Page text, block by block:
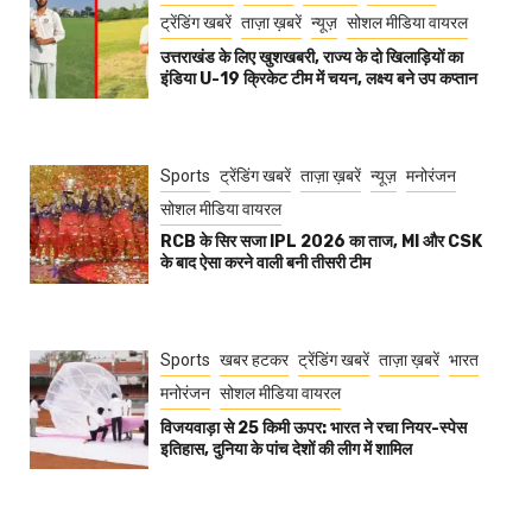
ट्रेंडिंग खबरें ताज़ा ख़बरें न्यूज़ सोशल मीडिया वायरल
उत्तराखंड के लिए खुशखबरी, राज्य के दो खिलाड़ियों का
इंडिया U-19 क्रिकेट टीम में चयन, लक्ष्य बने उप कप्तान
Sports ट्रेंडिंग खबरें ताज़ा ख़बरें न्यूज़ मनोरंजन
सोशल मीडिया वायरल
RCB के सिर सजा IPL 2026 का ताज, MI और CSK
के बाद ऐसा करने वाली बनी तीसरी टीम
Sports खबर हटकर ट्रेंडिंग खबरें ताज़ा ख़बरें भारत
मनोरंजन सोशल मीडिया वायरल
विजयवाड़ा से 25 किमी ऊपर: भारत ने रचा नियर-स्पेस
इतिहास, दुनिया के पांच देशों की लीग में शामिल